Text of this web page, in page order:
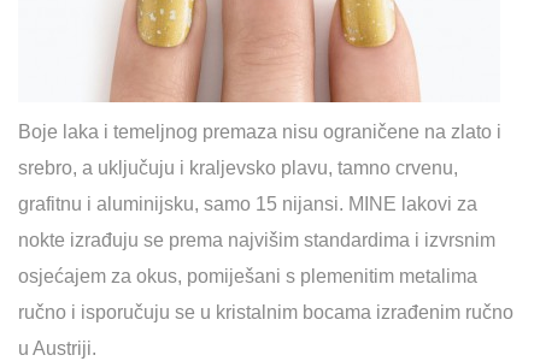
Boje laka i temeljnog premaza nisu ograničene na zlato i
srebro, a uključuju i kraljevsko plavu, tamno crvenu,
grafitnu i aluminijsku, samo 15 nijansi. MINE lakovi za
nokte izrađuju se prema najvišim standardima i izvrsnim
osjećajem za okus, pomiješani s plemenitim metalima
ručno i isporučuju se u kristalnim bocama izrađenim ručno
u Austriji.